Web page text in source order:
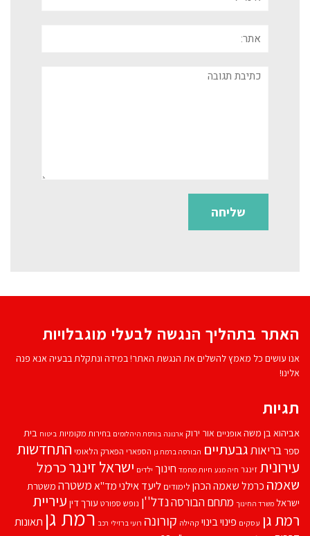
תגובה
האתר בתהליך הנגשה לבעלי מוגבלויות
אנו עושים כל מאמץ להשלים את הנגשת האתר! במידה ונתקלת בבעיה אנא פנה
אלינו!
תגיות
אביהוא בן משהאופניים אור ירוק ארנונה בורסת היהלומים בחירות מקומיות ביטוח בית
ספרבריאותגבעתיים הבורסה ברמת גן הספארי הפארק הלאומי התחדשות
עירוניתזינגר חיה מנע חיות מחמד חינוך ילדים ישראל זינגרכרמל
שאמה כרמל שאמה הכהן לימודים ליעד אילנימד''אמשטרה משטרת
ישראל משרד החינוך מתחם הבורסהנדל''ן נופש ספורט עורך דין עיריית
רמת גן עסקים פינוי בינוי קהילה קורונה רועי ברזילי רכב רמת גן תאונות